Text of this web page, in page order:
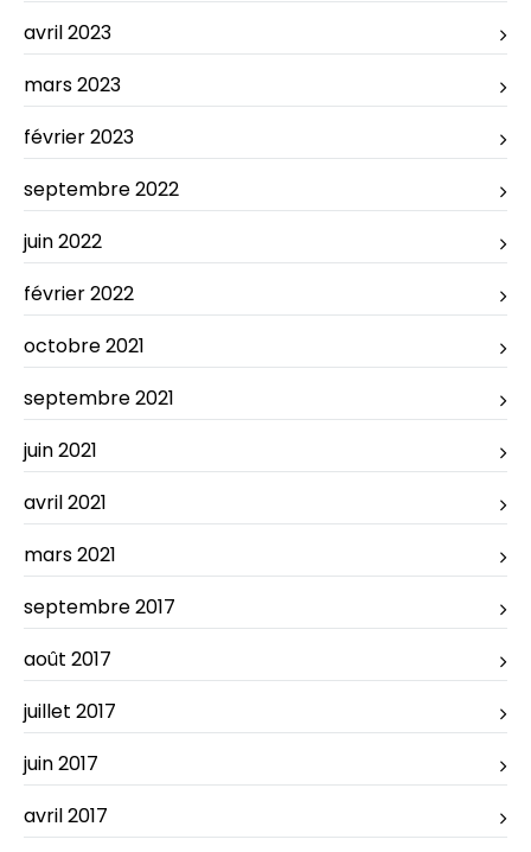
avril 2023
mars 2023
février 2023
septembre 2022
juin 2022
février 2022
octobre 2021
septembre 2021
juin 2021
avril 2021
mars 2021
septembre 2017
août 2017
juillet 2017
juin 2017
avril 2017